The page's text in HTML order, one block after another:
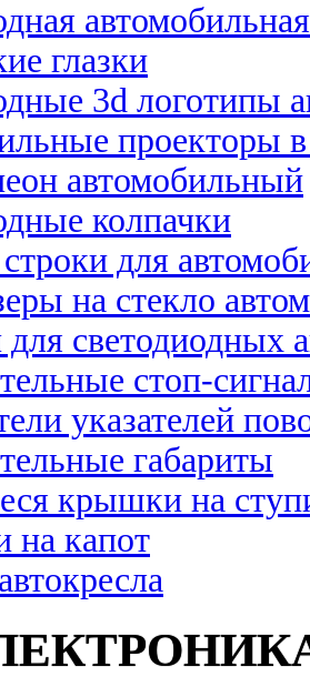
глазки
3d логотипы
проекторы
автомобильный
колпачки
для
на стекло
светодиодных
стоп-
указателей
габариты
крышки на
на капот